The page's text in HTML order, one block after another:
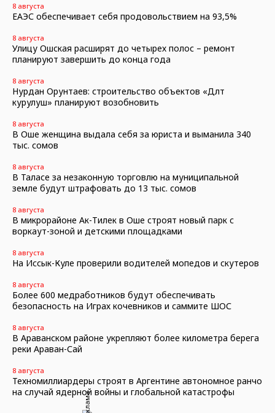
8 августа
ЕАЭС обеспечивает себя продовольствием на 93,5%
8 августа
Улицу Ошская расширят до четырех полос – ремонт
планируют завершить до конца года
8 августа
Нурдан Орунтаев: строительство объектов «Дөөлөт
курулуш» планируют возобновить
8 августа
В Оше женщина выдала себя за юриста и выманила 340
тыс. сомов
8 августа
В Таласе за незаконную торговлю на муниципальной
земле будут штрафовать до 13 тыс. сомов
8 августа
В микрорайоне Ак-Тилек в Оше строят новый парк с
воркаут-зоной и детскими площадками
8 августа
На Иссык-Куле проверили водителей мопедов и скутеров
8 августа
Более 600 медработников будут обеспечивать
безопасность на Играх кочевников и саммите ШОС
8 августа
В Араванском районе укрепляют более километра берега
реки Араван-Сай
8 августа
Техномиллиардеры строят в Аргентине автономное ранчо
на случай ядерной войны и глобальной катастрофы
Реклама